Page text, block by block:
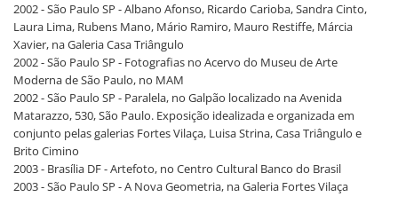
2002 - São Paulo SP - Albano Afonso, Ricardo Carioba, Sandra Cinto,
Laura Lima, Rubens Mano, Mário Ramiro, Mauro Restiffe, Márcia
Xavier, na Galeria Casa Triângulo
2002 - São Paulo SP - Fotografias no Acervo do Museu de Arte
Moderna de São Paulo, no MAM
2002 - São Paulo SP - Paralela, no Galpão localizado na Avenida
Matarazzo, 530, São Paulo. Exposição idealizada e organizada em
conjunto pelas galerias Fortes Vilaça, Luisa Strina, Casa Triângulo e
Brito Cimino
2003 - Brasília DF - Artefoto, no Centro Cultural Banco do Brasil
2003 - São Paulo SP - A Nova Geometria, na Galeria Fortes Vilaça